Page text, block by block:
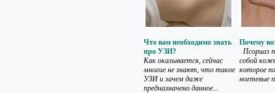
Что вам необходимо знать
про УЗИ?
Как оказывается, сейчас
многие не знают, что такое
УЗИ и зачем даже
предназначено данное...
Почему
Псориаз
собой
которое
ногтевые